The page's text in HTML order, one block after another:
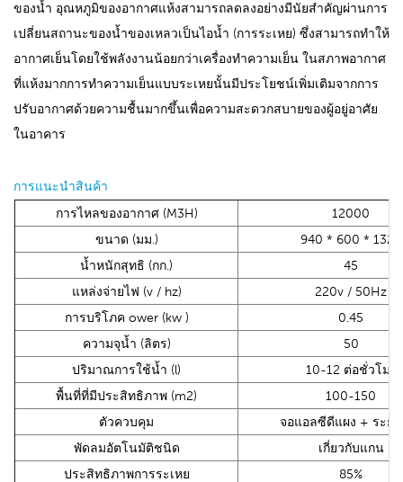
ของน้ำ อุณหภูมิของอากาศแห้งสามารถลดลงอย่างมีนัยสำคัญผ่านการ
เปลี่ยนสถานะของน้ำของเหลวเป็นไอน้ำ (การระเหย) ซึ่งสามารถทำให้
อากาศเย็นโดยใช้พลังงานน้อยกว่าเครื่องทำความเย็น ในสภาพอากาศ
ที่แห้งมากการทำความเย็นแบบระเหยนั้นมีประโยชน์เพิ่มเติมจากการ
ปรับอากาศด้วยความชื้นมากขึ้นเพื่อความสะดวกสบายของผู้อยู่อาศัย
ในอาคาร
การแนะนำสินค้า
การไหลของอากาศ (M3H)
12000
ขนาด (มม.)
940 * 600 * 1320
น้ำหนักสุทธิ (กก.)
45
แหล่งจ่ายไฟ (v / hz)
220v / 50Hz
การบริโภค ower (kw)
0.45
ความจุน้ำ (ลิตร)
50
ปริมาณการใช้น้ำ (l)
10-12 ต่อชั่วโมง
พื้นที่ที่มีประสิทธิภาพ (m2)
100-150
ตัวควบคุม
จอแอลซีดีแผง + ระยะ
พัดลมอัตโนมัติชนิด
เกี่ยวกับแกน
ประสิทธิภาพการระเหย
85%